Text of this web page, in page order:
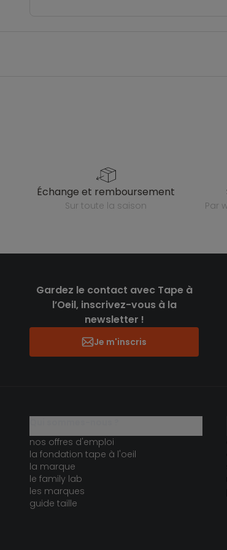
échange et remboursement
sur toute la saison
par whatsapp, e-mail ou
Gardez le contact avec Tape à
l’Oeil, inscrivez-vous à la
newsletter !
Je m'inscris
nos offres d'emploi
la fondation tape à l'oeil
la marque
le family lab
les marques
guide taille